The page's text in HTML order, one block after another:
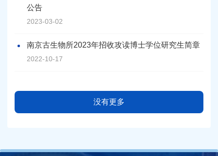
公告
2023-03-02
南京古生物所2023年招收攻读博士学位研究生简章
2022-10-17
没有更多